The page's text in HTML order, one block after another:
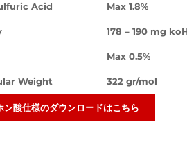
Acid Max 1.8%
178 – 190 mg
Max 0.5%
Weight 322 gr/mol
ン酸仕様のダウンロードはこちら